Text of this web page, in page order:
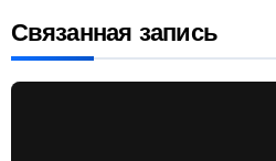
записям
Связанная запись